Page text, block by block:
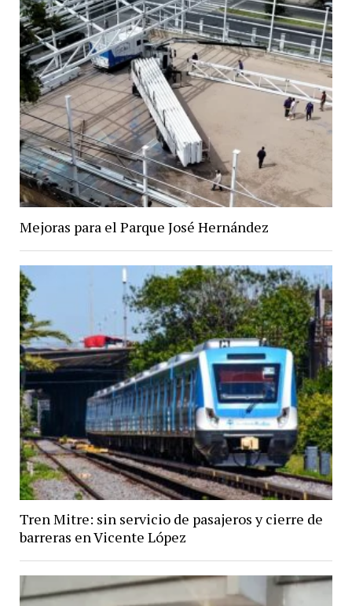
Mejoras para el Parque José Hernández
Tren Mitre: sin servicio de pasajeros y cierre de
barreras en Vicente López